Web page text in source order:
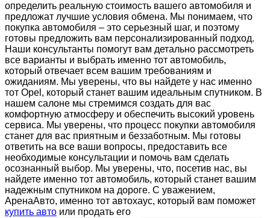
определить реальную стоимость вашего автомобиля и
предложат лучшие условия обмена. Мы понимаем, что
покупка автомобиля – это серьезный шаг, и поэтому
готовы предложить вам персонализированный подход.
Наши консультанты помогут вам детально рассмотреть
все варианты и выбрать именно тот автомобиль,
который отвечает всем вашим требованиям и
ожиданиям. Мы уверены, что вы найдете у нас именно
тот Opel, который станет вашим идеальным спутником. В
нашем салоне мы стремимся создать для вас
комфортную атмосферу и обеспечить высокий уровень
сервиса. Мы уверены, что процесс покупки автомобиля
станет для вас приятным и беззаботным. Мы готовы
ответить на все ваши вопросы, предоставить все
необходимые консультации и помочь вам сделать
осознанный выбор. Мы уверены, что, посетив нас, вы
найдете именно тот автомобиль, который станет вашим
надежным спутником на дороге. С уважением,
АренаАвто, именно тот автохаус, который вам поможет
купить авто или продать его